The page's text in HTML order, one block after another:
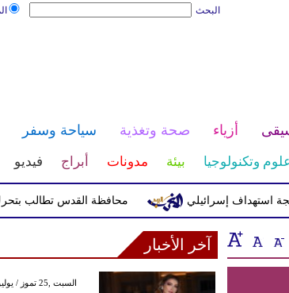
البحث
أزياء صحة وتغذية سياحة وسفر
وتكنولوجيا بيئة مدونات أبراج فيديو
محافظة القدس تطالب بتحرك استهداف إسرائيلي
آخر الأخبار
GMT 08:56 2026 السبت ,25 تموز / يوليو